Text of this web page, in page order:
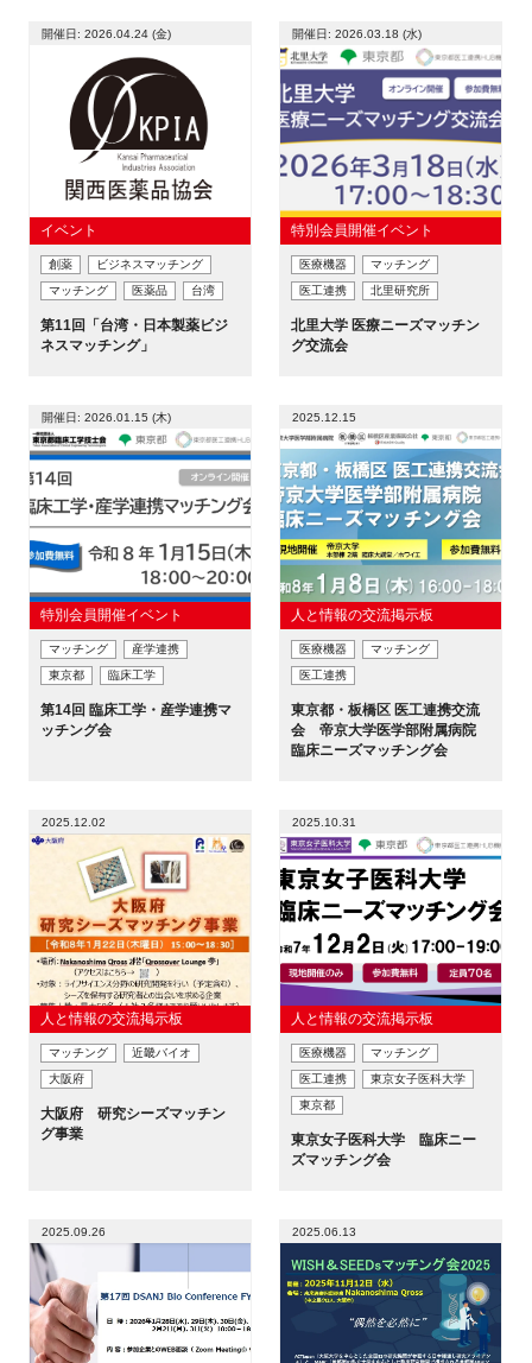
特別会員
施設・アクセス
イベントお知らせメール登録
開催日: 2026.04.24 (金)
イベント
創薬
ビジネスマッチング
マッチング
医薬品 台湾
第11回「台湾・日本製薬ビジ
ネスマッチング」
開催日: 2026.03.18 (水)
特別会員開催イベント
医療機器
マッチング
医工連携
北里研究所
北里大学 医療ニーズマッチン
グ交流会
開催日: 2026.01.15 (木)
特別会員開催イベント
マッチング
産学連携
東京都
臨床工学
第14回 臨床工学・産学連携マ
ッチング会
2025.12.15
人と情報の交流掲示板
医療機器
マッチング
医工連携
東京都・板橋区 医工連携交流
会 帝京大学医学部附属病院
臨床ニーズマッチング会
2025.12.02
人と情報の交流掲示板
マッチング
近畿バイオ
大阪府
大阪府 研究シーズマッチン
グ事業
2025.10.31
人と情報の交流掲示板
医療機器
マッチング
医工連携
東京女子医科大学
東京都
東京女子医科大学 臨床ニー
ズマッチング会
2025.09.26 2025.06.13